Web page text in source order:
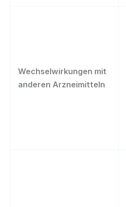
Wechselwirkungen mit
anderen Arzneimitteln